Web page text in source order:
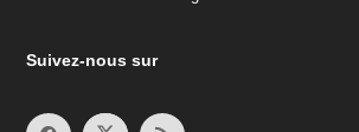
Suivez-nous sur